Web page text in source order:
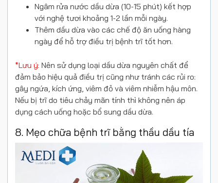
Ngâm rửa nước dầu dừa (10-15 phút) kết hợp
với nghệ tươi khoảng 1-2 lần mỗi ngày.
Thêm dầu dừa vào các chế độ ăn uống hàng
ngày để hỗ trợ điều trị bệnh trĩ tốt hơn.
*Lưu ý: Nên sử dụng loại dầu dừa nguyên chất để
đảm bảo hiệu quả điều trị cũng như tránh các rủi ro:
gây ngứa, kích ứng, viêm đỏ và viêm nhiễm hậu môn.
Nếu bị trĩ do tiêu chảy mãn tính thì không nên áp
dụng cách uống hoặc bổ sung dầu dừa.
8. Mẹo chữa bệnh trĩ bằng thầu dầu tía